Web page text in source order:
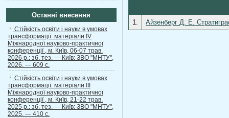
Останні внесення
Стійкість освіти і науки в умовах
трансформації: матеріали ІV
Міжнародної науково-практичної
конференції , м. Київ, 06-07 трав.
2026 р.: зб. тез. — Київ: ЗВО "МНТУ",
2026. — 609 с.
Стійкість освіти і науки в умовах
трансформації: матеріали ІІІ
Міжнародної науково-практичної
конференції , м. Київ, 21-22 трав.
2025 р.: зб. тез. — Київ: ЗВО "МНТУ",
2025. — 410 с.
1. Айзенберг Д. Е.